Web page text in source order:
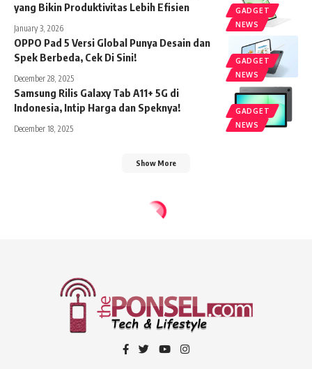
GADGET
NEWS
yang Bikin Produktivitas Lebih Efisien
January 3, 2026
GADGET
NEWS
OPPO Pad 5 Versi Global Punya Desain dan
Spek Berbeda, Cek Di Sini!
December 28, 2025
GADGET
NEWS
Samsung Rilis Galaxy Tab A11+ 5G di
Indonesia, Intip Harga dan Speknya!
December 18, 2025
Show More